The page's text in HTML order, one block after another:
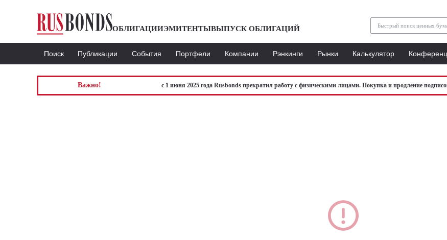
ОБЛИГАЦИИЭМИТЕНТЫВЫПУСК ОБЛИГАЦИЙ
Поиск Публикации События Портфели Компании Рэнкинги Рынки Калькулятор
Важно! с 1 июня 2025 года Rusbonds прекратил работу с физическими лицами. Покупка и продление